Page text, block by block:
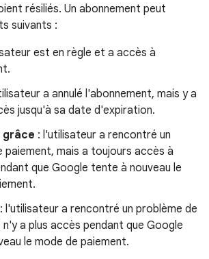
résiliés. Un abonnement peut
suivants :
est en règle et a accès à
a annulé l'abonnement, mais y a
jusqu'à sa date d'expiration.
grâce : l'utilisateur a rencontré un
paiement, mais a toujours accès à
que Google tente à nouveau le
: l'utilisateur a rencontré un problème de
a plus accès pendant que Google
le mode de paiement.